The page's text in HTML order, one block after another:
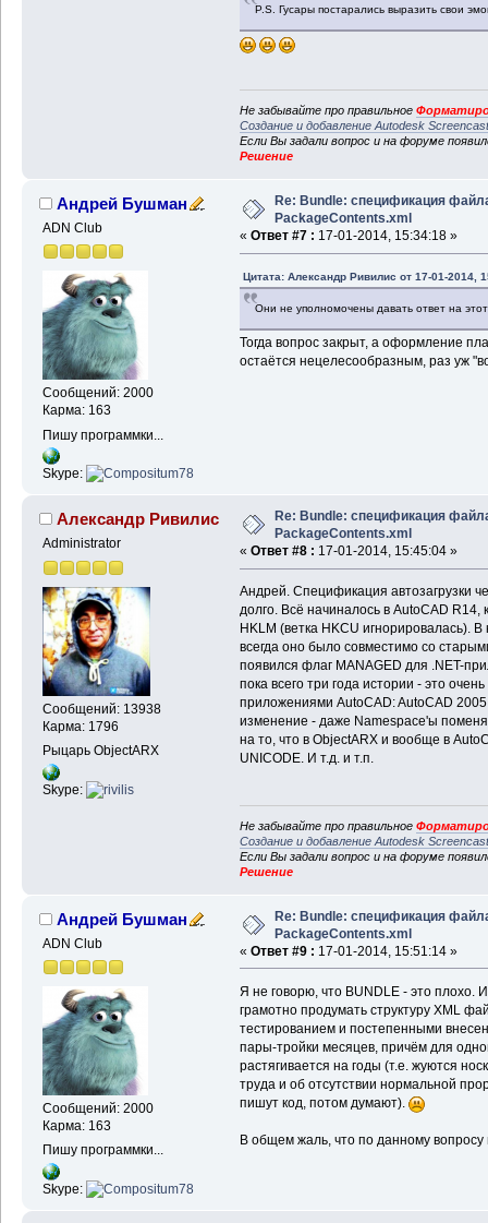
P.S. Гусары постарались выразить свои
Не забывайте про правильное
Создание и добавление Autodesk
Если Вы задали вопрос и на форуме
Решение
Андрей Бушман
ADN Club
Сообщений: 2000
Карма: 163
Пишу программки...
Skype:
Re: Bundle: спецификация
PackageContents.xml
« Ответ #7 : 17-01-2014, 15:34:18 »
Цитата: Александр Ривилис от 17-01-2014,
Они не уполномочены давать ответ на
Тогда вопрос закрыт, а оформление
остаётся нецелесообразным, раз уж
Александр Ривилис
Administrator
Сообщений: 13938
Карма: 1796
Рыцарь ObjectARX
Skype:
Re: Bundle: спецификация
PackageContents.xml
« Ответ #8 : 17-01-2014, 15:45:04 »
Андрей. Спецификация автозагрузки
долго. Всё начиналось в AutoCAD R14,
HKLM (ветка HKCU игнорировалась).
всегда оно было совместимо со
появился флаг MANAGED для .NET-
пока всего три года истории - это
приложениями AutoCAD: AutoCAD
изменение - даже Namespace'ы
на то, что в ObjectARX и вообще в
UNICODE. И т.д. и т.п.
Не забывайте про правильное
Создание и добавление Autodesk
Если Вы задали вопрос и на форуме
Решение
Андрей Бушман
ADN Club
Сообщений: 2000
Карма: 163
Пишу программки...
Skype:
Re: Bundle: спецификация
PackageContents.xml
« Ответ #9 : 17-01-2014, 15:51:14 »
Я не говорю, что BUNDLE - это плохо.
грамотно продумать структуру XML
тестированием и постепенными
пары-тройки месяцев, причём для
растягивается на годы (т.е. жуются
труда и об отсутствии нормальной
пишут код, потом думают).
В общем жаль, что по данному вопросу